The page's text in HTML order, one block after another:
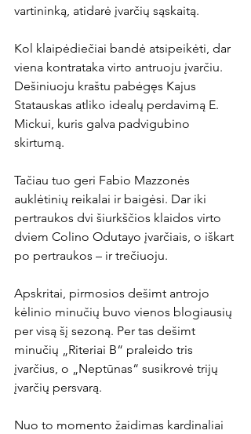
vartininką, atidarė įvarčių sąskaitą.
Kol klaipėdiečiai bandė atsipeikėti, dar
viena kontrataka virto antruoju įvarčiu.
Dešiniuoju kraštu pabėgęs Kajus
Statauskas atliko idealų perdavimą E.
Mickui, kuris galva padvigubino
skirtumą.
Tačiau tuo geri Fabio Mazzonės
auklėtinių reikalai ir baigėsi. Dar iki
pertraukos dvi šiurkščios klaidos virto
dviem Colino Odutayo įvarčiais, o iškart
po pertraukos – ir trečiuoju.
Apskritai, pirmosios dešimt antrojo
kėlinio minučių buvo vienos blogiausių
per visą šį sezoną. Per tas dešimt
minučių „Riteriai B“ praleido tris
įvarčius, o „Neptūnas“ susikrovė trijų
įvarčių persvarą.
Nuo to momento žaidimas kardinaliai